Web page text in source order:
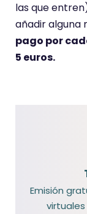
las que
añadir alguna
pago por
5 euros.
Emisión